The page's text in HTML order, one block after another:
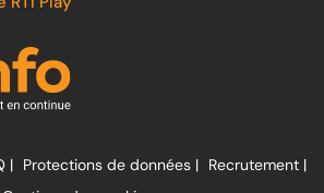
| Protections de données | Recrutement |